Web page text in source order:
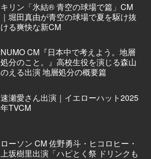
キリン「氷結® 青空の球場で篇」CM
｜堀田真由が青空の球場で夏を駆け抜
ける爽快な新CM
NUMO CM『日本中で考えよう。地層
処分のこと。』高校生役を演じる森山
のえる出演 地層処分の概要篇
速瀬愛さん出演｜イエローハット2025
年TVCM
ローソン CM 佐野勇斗・ヒコロヒー・
上坂樹里出演「ハピとく祭 ドリンクも